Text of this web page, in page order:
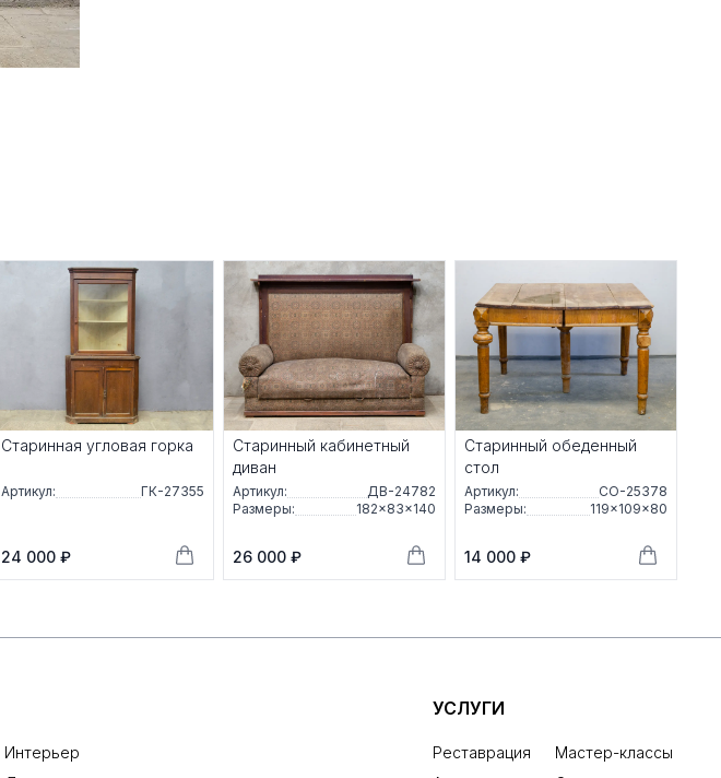
Старинная угловая горка
Артикул: ГК-27355
24 000 ₽
Старинный кабинетный
диван
Артикул:
ДВ-24782
Размеры:
182×83×140
26 000 ₽
Старинный обеденный
стол
Артикул:
СО-25378
Размеры:
119×109×80
14 000 ₽
Интерьер
УСЛУГИ
Реставрация
Мастер-классы